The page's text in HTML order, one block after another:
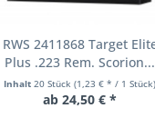
RWS 2411868 Target
Plus .223 Rem. Scorion...
Inhalt 20 Stück(1,23 € * / 1 Stück)
ab 24,50 € *